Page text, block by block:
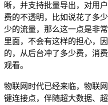
晰，并支持批量导出，对用
费的不透明，比如说花了多
少的流量，那么这一点是非
里面，不会有这样的担心，
的，从后台冲了多少费，消
观看。
物联网时代已经来临，物联
键连接点，伴随超大数据、